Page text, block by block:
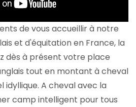
de vous accueillir à notre
et d'équitation en France, la
dès à présent votre place
tout en montant à cheval
idyllique. A cheval avec la
camp intelligent pour tous